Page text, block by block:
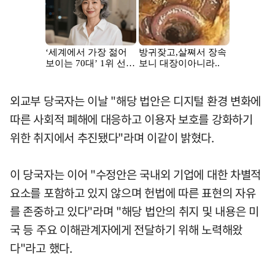
외교부 당국자는 이날 "해당 법안은 디지털 환경 변화에
따른 사회적 폐해에 대응하고 이용자 보호를 강화하기
위한 취지에서 추진됐다"라며 이같이 밝혔다.
이 당국자는 이어 "수정안은 국내외 기업에 대한 차별적
요소를 포함하고 있지 않으며 헌법에 따른 표현의 자유
를 존중하고 있다"라며 "해당 법안의 취지 및 내용은 미
국 등 주요 이해관계자에게 전달하기 위해 노력해왔
다"라고 했다.